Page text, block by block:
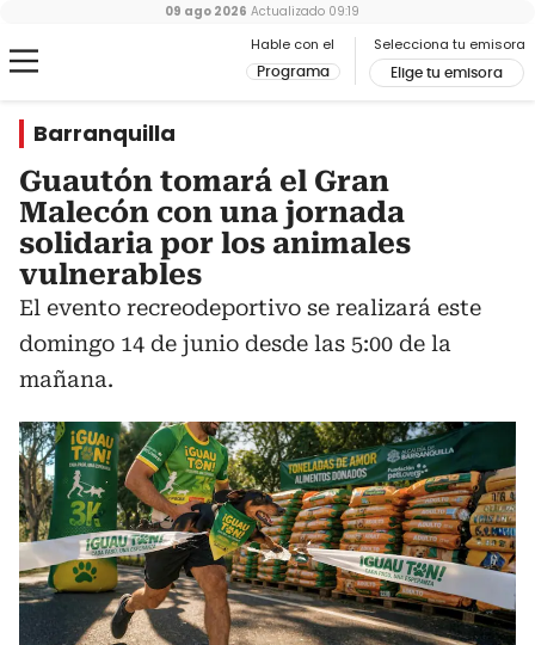
Hable con el
Programa
Selecciona tu emisora
Elige tu emisora
09 ago 2026 Actualizado 09:19
Barranquilla
Guautón tomará el Gran
Malecón con una jornada
solidaria por los animales
vulnerables
El evento recreodeportivo se realizará este
domingo 14 de junio desde las 5:00 de la
mañana.